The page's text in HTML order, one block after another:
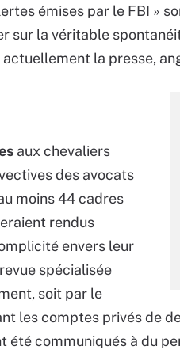
émises par le FBI »
sur la véritable
la presse,
aux chevaliers
des avocats
moins 44 cadres
rendus
envers leur
spécialisée
soit par le
les comptes privés de
été communiqués à du